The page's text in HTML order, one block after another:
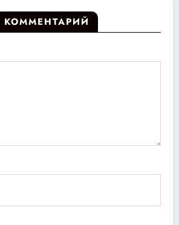
КОММЕНТАРИЙ